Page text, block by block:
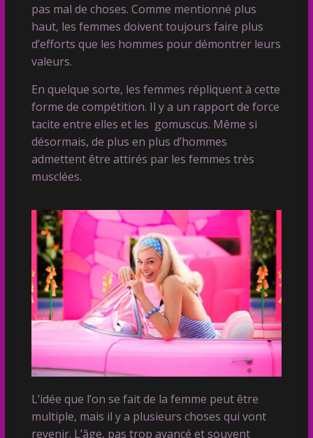
pas mal de choses. Comme mentionné plus
haut, les femmes doivent toujours faire plus
d’efforts que les hommes pour démontrer leurs
valeurs.
En quelque sorte, les femmes répliquent à cette
forme de compétition. Il y a un rapport de force
tacite entre elles et les gomuscus. Même si
désormais, de plus en plus d’hommes
admettent être attirés par les femmes très
musclées.
L’idée que l’on se fait de la femme peut être
multiple, mais il y a plusieurs choses qui vont
revenir. L’âge, pas trop avancé et souvent